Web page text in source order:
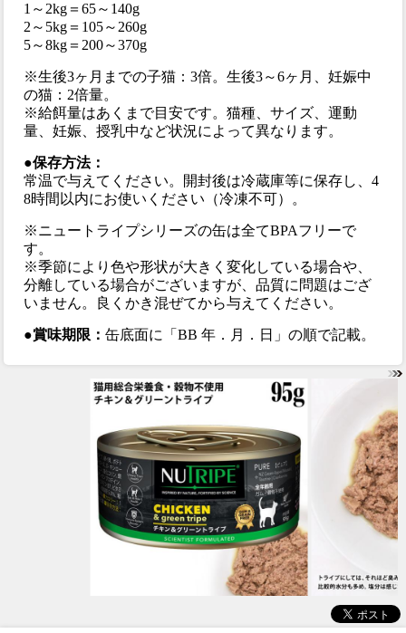
1～2kg＝65～140g
2～5kg＝105～260g
5～8kg＝200～370g
※生後3ヶ月までの子猫：3倍。生後3～6ヶ月、妊娠中
の猫：2倍量。
※給餌量はあくまで目安です。猫種、サイズ、運動
量、妊娠、授乳中など状況によって異なります。
●保存方法：
常温で与えてください。開封後は冷蔵庫等に保存し、4
8時間以内にお使いください（冷凍不可）。
※ニュートライプシリーズの缶は全てBPAフリーで
す。
※季節により色や形状が大きく変化している場合や、
分離している場合がございますが、品質に問題はござ
いません。良くかき混ぜてから与えてください。
●賞味期限：缶底面に「BB 年．月．日」の順で記載。